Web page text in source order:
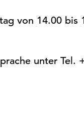
von 14.00 bis
unter Tel.